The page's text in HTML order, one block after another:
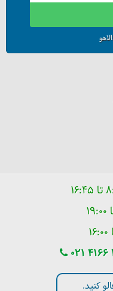
021 4166
کنید.